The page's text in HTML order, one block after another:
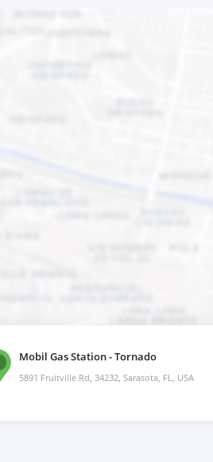
Mobil Gas Station - Tornado
5891 Fruitville Rd, 34232, Sarasota, FL, USA